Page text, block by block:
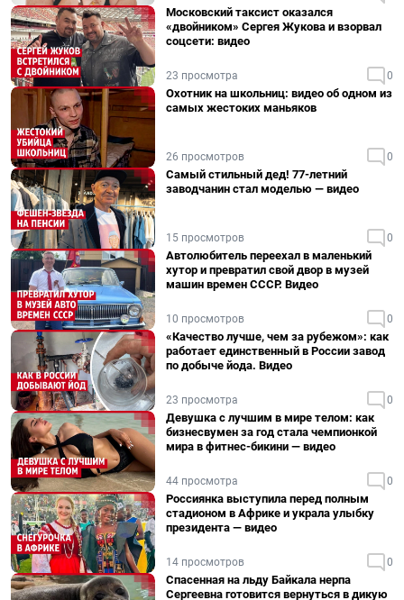
Московский таксист оказался
«двойником» Сергея Жукова и взорвал
соцсети: видео
23 просмотра 0
Охотник на школьниц: видео об одном из
самых жестоких маньяков
26 просмотров 0
Самый стильный дед! 77-летний
заводчанин стал моделью — видео
15 просмотров 0
Автолюбитель переехал в маленький
хутор и превратил свой двор в музей
машин времен СССР. Видео
10 просмотров 0
«Качество лучше, чем за рубежом»: как
работает единственный в России завод
по добыче йода. Видео
23 просмотра 0
Девушка с лучшим в мире телом: как
бизнесвумен за год стала чемпионкой
мира в фитнес-бикини — видео
44 просмотра 0
Россиянка выступила перед полным
стадионом в Африке и украла улыбку
президента — видео
14 просмотров 0
Спасенная на льду Байкала нерпа
Сергеевна готовится вернуться в дикую